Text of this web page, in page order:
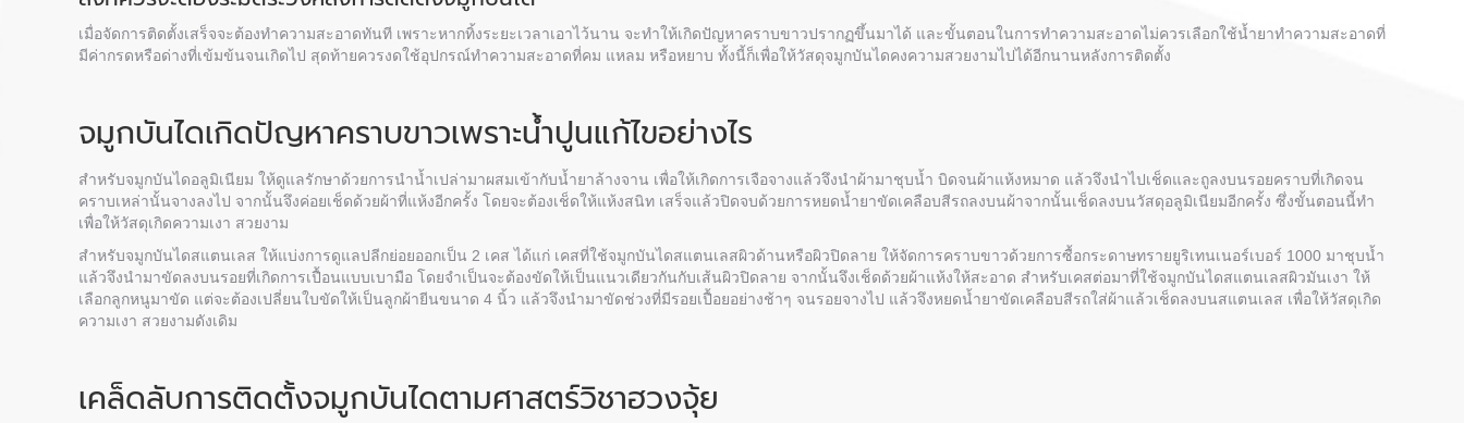
เมื่อจัดการติดตั้งเสร็จจะต้องทำความสะอาดทันที เพราะหากทิ้งระยะเวลาเอาไว้นาน จะทำให้เกิดปัญหาคราบขาวปรากฏขึ้นมาได้ และขั้นตอนในการทำความสะอาดไม่ควรเลือกใช้น้ำยาทำความสะอาดที่
มีค่ากรดหรือด่างที่เข้มข้นจนเกิดไป สุดท้ายควรงดใช้อุปกรณ์ทำความสะอาดที่คม แหลม หรือหยาบ ทั้งนี้ก็เพื่อให้วัสดุจมูกบันไดคงความสวยงามไปได้อีกนานหลังการติดตั้ง
จมูกบันไดเกิดปัญหาคราบขาวเพราะน้ำปูนแก้ไขอย่างไร
สำหรับจมูกบันไดอลูมิเนียม ให้ดูแลรักษาด้วยการนำน้ำเปล่ามาผสมเข้ากับน้ำยาล้างจาน เพื่อให้เกิดการเจือจางแล้วจึงนำผ้ามาชุบน้ำ บิดจนผ้าแห้งหมาด แล้วจึงนำไปเช็ดและถูลงบนรอยคราบที่เกิดจน
คราบเหล่านั้นจางลงไป จากนั้นจึงค่อยเช็ดด้วยผ้าที่แห้งอีกครั้ง โดยจะต้องเช็ดให้แห้งสนิท เสร็จแล้วปิดจบด้วยการหยดน้ำยาขัดเคลือบสีรถลงบนผ้าจากนั้นเช็ดลงบนวัสดุอลูมิเนียมอีกครั้ง ซึ่งขั้นตอนนี้ทำ
เพื่อให้วัสดุเกิดความเงา สวยงาม
สำหรับจมูกบันไดสแตนเลส ให้แบ่งการดูแลปลีกย่อยออกเป็น 2 เคส ได้แก่ เคสที่ใช้จมูกบันไดสแตนเลสผิวด้านหรือผิวปิดลาย ให้จัดการคราบขาวด้วยการซื้อกระดาษทรายยูริเทนเนอร์เบอร์ 1000 มาชุบน้ำ
แล้วจึงนำมาขัดลงบนรอยที่เกิดการเปื้อนแบบเบามือ โดยจำเป็นจะต้องขัดให้เป็นแนวเดียวกันกับเส้นผิวปิดลาย จากนั้นจึงเช็ดด้วยผ้าแห้งให้สะอาด สำหรับเคสต่อมาที่ใช้จมูกบันไดสแตนเลสผิวมันเงา ให้
เลือกลูกหนูมาขัด แต่จะต้องเปลี่ยนใบขัดให้เป็นลูกผ้ายีนขนาด 4 นิ้ว แล้วจึงนำมาขัดช่วงที่มีรอยเปื้อยอย่างช้าๆ จนรอยจางไป แล้วจึงหยดน้ำยาขัดเคลือบสีรถใส่ผ้าแล้วเช็ดลงบนสแตนเลส เพื่อให้วัสดุเกิด
ความเงา สวยงามดังเดิม
เคล็ดลับการติดตั้งจมูกบันไดตามศาสตร์วิชาฮวงจุ้ย